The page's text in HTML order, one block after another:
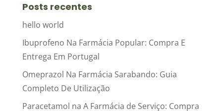
Posts recentes
hello world
Ibuprofeno Na Farmácia Popular: Compra E
Entrega Em Portugal
Omeprazol Na Farmácia Sarabando: Guia
Completo De Utilização
Paracetamol na A Farmácia de Serviço: Compra